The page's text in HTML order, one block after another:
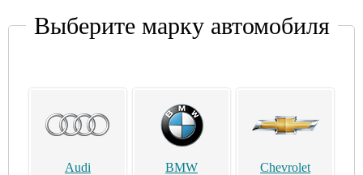
Выберите марку автомобиля
Audi BMW Chevrolet